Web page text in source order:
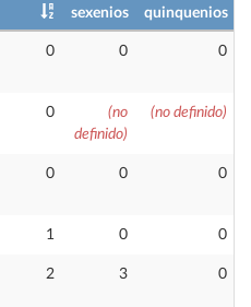
sexenios
quinquenios
0 0 0
0
(no
definido)
(no definido)
0 0 0
1 0 0
2 3 0